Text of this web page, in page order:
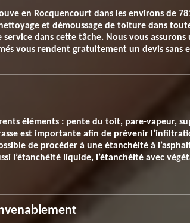
en Rocquencourt dans les environs de
et démoussage de toiture dans
dans cette tâche. Nous vous
vous rendent gratuitement un devis sans
éléments : pente du toit, pare-vapeur,
est importante afin de prévenir
de procéder à une étanchéité à
l’étanchéité liquide, l’étanchéité avec